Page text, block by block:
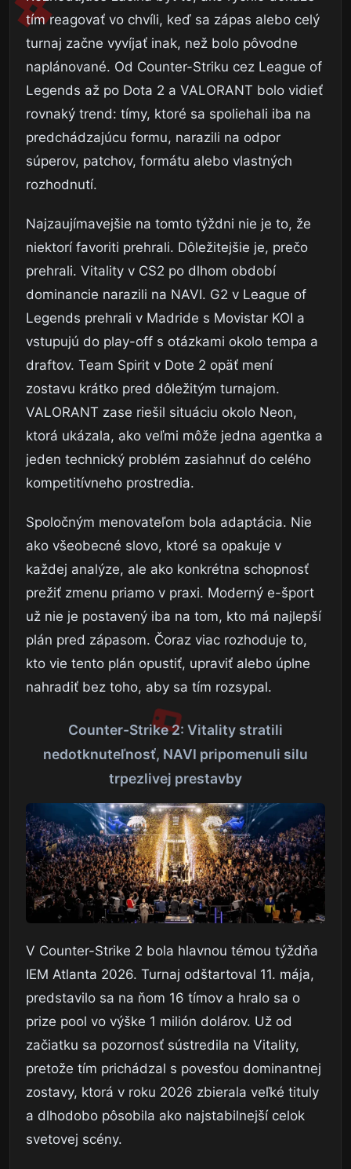
tím reagovať vo chvíli, keď sa zápas alebo celý
turnaj začne vyvíjať inak, než bolo pôvodne
naplánované. Od Counter-Striku cez League of
Legends až po Dota 2 a VALORANT bolo vidieť
rovnaký trend: tímy, ktoré sa spoliehali iba na
predchádzajúcu formu, narazili na odpor
súperov, patchov, formátu alebo vlastných
rozhodnutí.
Najzaujímavejšie na tomto týždni nie je to, že
niektorí favoriti prehrali. Dôležitejšie je, prečo
prehrali. Vitality v CS2 po dlhom období
dominancie narazili na NAVI. G2 v League of
Legends prehrali v Madride s Movistar KOI a
vstupujú do play-off s otázkami okolo tempa a
draftov. Team Spirit v Dote 2 opäť mení
zostavu krátko pred dôležitým turnajom.
VALORANT zase riešil situáciu okolo Neon,
ktorá ukázala, ako veľmi môže jedna agentka a
jeden technický problém zasiahnuť do celého
kompetitívneho prostredia.
Spoločným menovateľom bola adaptácia. Nie
ako všeobecné slovo, ktoré sa opakuje v
každej analýze, ale ako konkrétna schopnosť
prežiť zmenu priamo v praxi. Moderný e-šport
už nie je postavený iba na tom, kto má najlepší
plán pred zápasom. Čoraz viac rozhoduje to,
kto vie tento plán opustiť, upraviť alebo úplne
nahradiť bez toho, aby sa tím rozsypal.
Counter-Strike 2: Vitality stratili
nedotknuteľnosť, NAVI pripomenuli silu
trpezlivej prestavby
V Counter-Strike 2 bola hlavnou témou týždňa
IEM Atlanta 2026. Turnaj odštartoval 11. mája,
predstavilo sa na ňom 16 tímov a hralo sa o
prize pool vo výške 1 milión dolárov. Už od
začiatku sa pozornosť sústredila na Vitality,
pretože tím prichádzal s povesťou dominantnej
zostavy, ktorá v roku 2026 zbierala veľké tituly
a dlhodobo pôsobila ako najstabilnejší celok
svetovej scény.